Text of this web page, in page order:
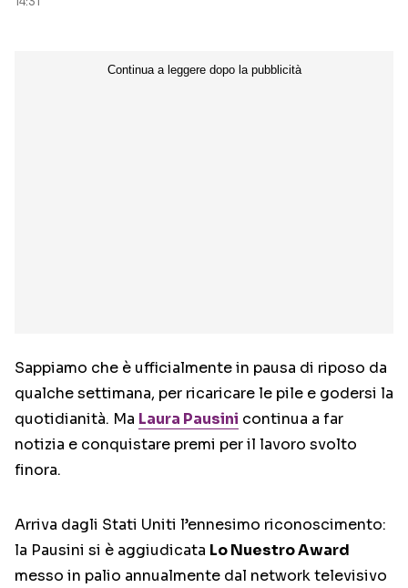
Sappiamo che è ufficialmente in pausa di riposo da
qualche settimana, per ricaricare le pile e godersi la
quotidianità. Ma Laura Pausini continua a far
notizia e conquistare premi per il lavoro svolto
finora.
Arriva dagli Stati Uniti l’ennesimo riconoscimento:
la Pausini si è aggiudicata Lo Nuestro Award
messo in palio annualmente dal network televisivo